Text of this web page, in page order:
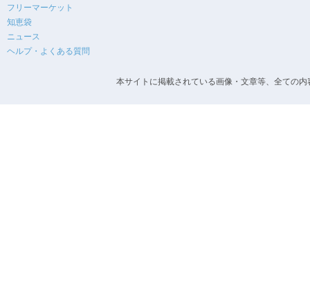
フリーマーケット
知恵袋
ニュース
ヘルプ・よくある質問
本サイトに掲載されている画像・文章等、全ての